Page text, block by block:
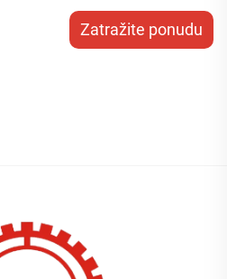
Zatražite ponudu